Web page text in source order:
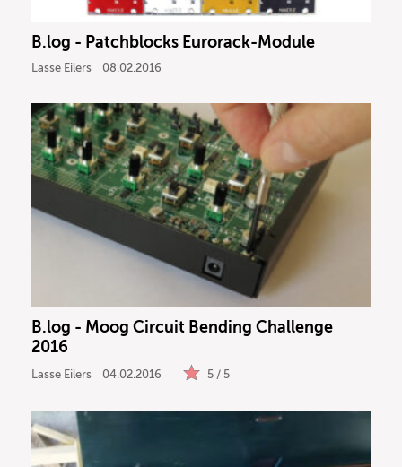
B.log - Patchblocks Eurorack-Module
Lasse Eilers 08.02.2016
B.log - Moog Circuit Bending Challenge
2016
Lasse Eilers 04.02.2016 5 / 5